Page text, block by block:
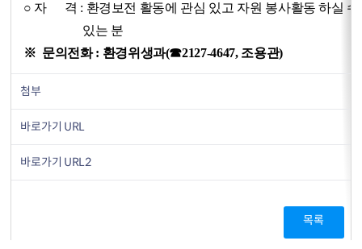
○ 자 격 : 환경보전 활동에 관심 있고 자원 봉사활동 하실 수
있는 분
※ 문의전화 : 환경위생과(☎2127-4647, 조용관)
첨부
바로가기 URL
바로가기 URL2
목록